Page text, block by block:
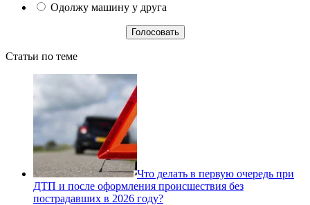
Одолжу машину у друга
Статьи по теме
Что делать в первую очередь при
ДТП и после оформления происшествия без
пострадавших в 2026 году?